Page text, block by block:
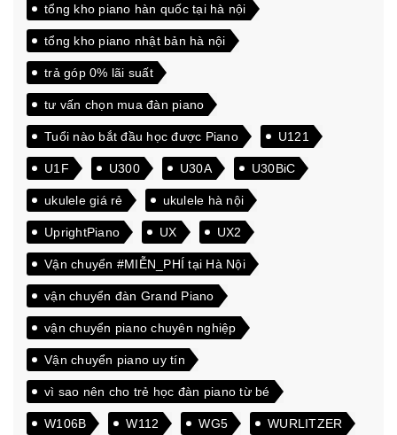
tổng kho piano hàn quốc tại hà nội
tổng kho piano nhật bản hà nội
trả góp 0% lãi suất
tư vấn chọn mua đàn piano
Tuổi nào bắt đầu học được Piano U121
U1F U300 U30A U30BiC
ukulele giá rẻ ukulele hà nội
UprightPiano UX UX2
Vận chuyển #MIỄN_PHÍ tại Hà Nội
vận chuyển đàn Grand Piano
vận chuyển piano chuyên nghiệp
Vận chuyển piano uy tín
vì sao nên cho trẻ học đàn piano từ bé
W106B W112 WG5 WURLITZER